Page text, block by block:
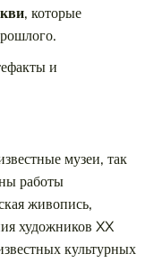
, которые
и
музеи, так
работы
живопись,
художников XX
культурных